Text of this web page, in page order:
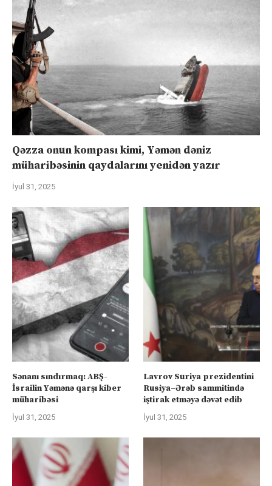
Qəzza onun kompası kimi, Yəmən dəniz
müharibəsinin qaydalarını yenidən yazır
İyul 31, 2025
Sənanı sındırmaq: ABŞ-
İsrailin Yəmənə qarşı kiber
müharibəsi
İyul 31, 2025
Lavrov Suriya prezidentini
Rusiya–Ərəb sammitində
iştirak etməyə dəvət edib
İyul 31, 2025